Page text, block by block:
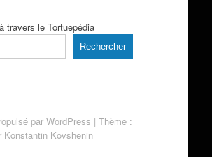
travers le Tortuepédia
Rechercher
par WordPress | Thème :
Konstantin Kovshenin